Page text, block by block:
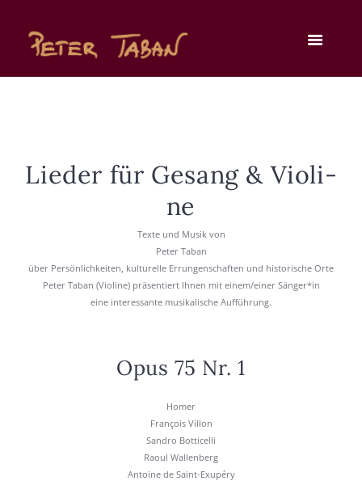
Lie­der für Gesang & Vio­li­
ne
Tex­te und Musik von
Peter Tab­an
über Per­sön­lich­kei­ten, kul­tu­rel­le Errun­gen­schaf­ten und his­to­ri­sche Orte
Peter Tab­an (Vio­li­ne) prä­sen­tiert Ihnen mit einem/einer Sänger*in
eine inter­es­san­te musi­ka­li­sche Auf­füh­rung.
Opus 75 Nr. 1
Homer
Fran­çois Vil­lon
San­dro Bot­ti­cel­li
Raoul Wal­len­berg
Antoine de Saint-Exupé­ry